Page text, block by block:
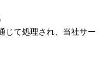
じて処理され、当社サー